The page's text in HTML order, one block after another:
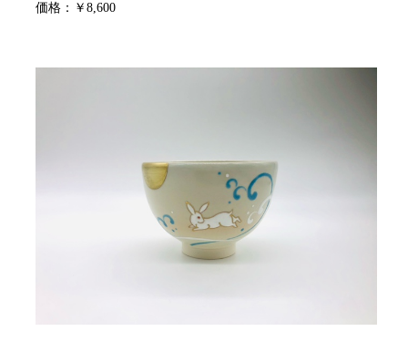
価格：￥8,600